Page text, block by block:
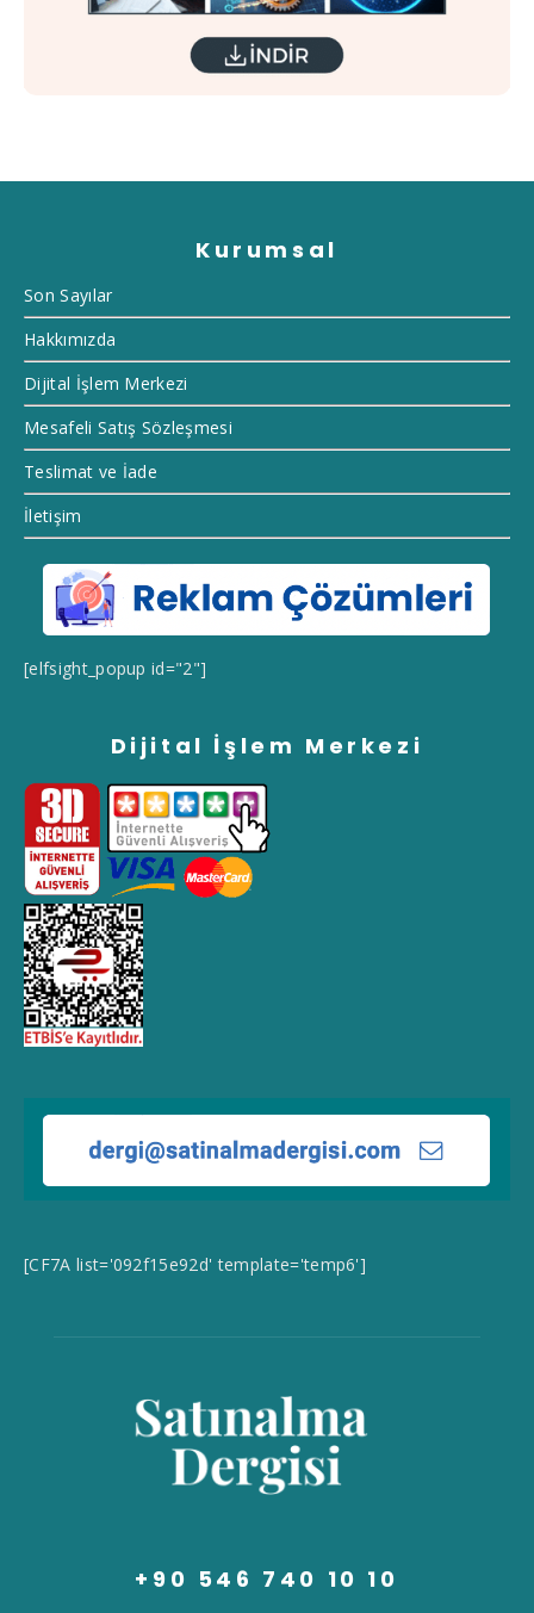
Kurumsal
Son Sayılar
Hakkımızda
Dijital İşlem Merkezi
Mesafeli Satış Sözleşmesi
Teslimat ve İade
İletişim
[elfsight_popup id="2"]
Dijital İşlem Merkezi
[CF7A list='092f15e92d' template='temp6']
+90 546 740 10 10